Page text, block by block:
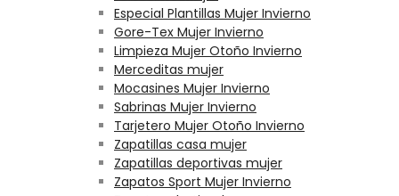
Especial Plantillas Mujer Invierno
Gore-Tex Mujer Invierno
Limpieza Mujer Otoño Invierno
Merceditas mujer
Mocasines Mujer Invierno
Sabrinas Mujer Invierno
Tarjetero Mujer Otoño Invierno
Zapatillas casa mujer
Zapatillas deportivas mujer
Zapatos Sport Mujer Invierno